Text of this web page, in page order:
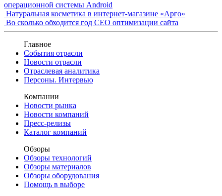
операционной системы Android
Натуральная косметика в интернет-магазине «Арго»
Во сколько обходится год СЕО оптимизации сайта
Главное
События отрасли
Новости отрасли
Отраслевая аналитика
Персоны. Интервью
Компании
Новости рынка
Новости компаний
Пресс-релизы
Каталог компаний
Обзоры
Обзоры технологий
Обзоры материалов
Обзоры оборудования
Помощь в выборе